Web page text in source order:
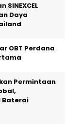
SINEXCEL
Daya
OBT Perdana
Permintaan
Baterai